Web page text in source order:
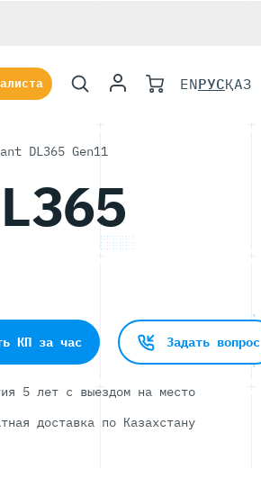
ENРУСҚАЗ
DL365 Gen11
КП за час Задать вопрос
5 лет с выездом на место
доставка по Казахстану